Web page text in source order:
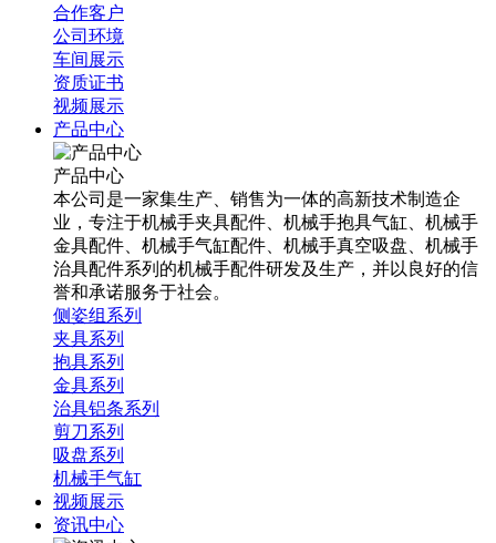
合作客户
公司环境
车间展示
资质证书
视频展示
产品中心
产品中心
本公司是一家集生产、销售为一体的高新技术制造企
业，专注于机械手夹具配件、机械手抱具气缸、机械手
金具配件、机械手气缸配件、机械手真空吸盘、机械手
治具配件系列的机械手配件研发及生产，并以良好的信
誉和承诺服务于社会。
侧姿组系列
夹具系列
抱具系列
金具系列
治具铝条系列
剪刀系列
吸盘系列
机械手气缸
视频展示
资讯中心